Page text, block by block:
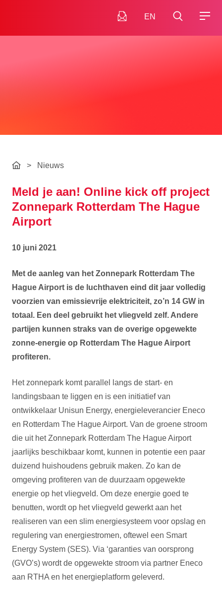
EN
> Nieuws
Meld je aan! Online kick off project
Zonnepark Rotterdam The Hague
Airport
10 juni 2021
Met de aanleg van het Zonnepark Rotterdam The
Hague Airport is de luchthaven eind dit jaar volledig
voorzien van emissievrije elektriciteit, zo’n 14 GW in
totaal. Een deel gebruikt het vliegveld zelf. Andere
partijen kunnen straks van de overige opgewekte
zonne-energie op Rotterdam The Hague Airport
profiteren.
Het zonnepark komt parallel langs de start- en
landingsbaan te liggen en is een initiatief van
ontwikkelaar Unisun Energy, energieleverancier Eneco
en Rotterdam The Hague Airport. Van de groene stroom
die uit het Zonnepark Rotterdam The Hague Airport
jaarlijks beschikbaar komt, kunnen in potentie een paar
duizend huishoudens gebruik maken. Zo kan de
omgeving profiteren van de duurzaam opgewekte
energie op het vliegveld. Om deze energie goed te
benutten, wordt op het vliegveld gewerkt aan het
realiseren van een slim energiesysteem voor opslag en
regulering van energiestromen, oftewel een Smart
Energy System (SES). Via ‘garanties van oorsprong
(GVO’s) wordt de opgewekte stroom via partner Eneco
aan RTHA en het energieplatform geleverd.